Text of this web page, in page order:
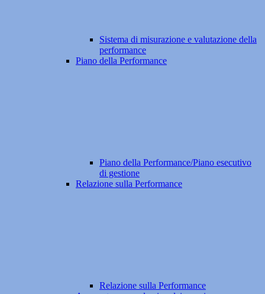
Sistema di misurazione e valutazione della
performance
Piano della Performance
Piano della Performance/Piano esecutivo
di gestione
Relazione sulla Performance
Relazione sulla Performance